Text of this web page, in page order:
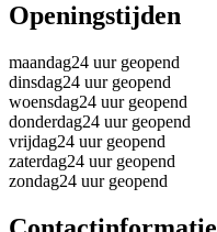
Openingstijden
maandag24 uur geopend
dinsdag24 uur geopend
woensdag24 uur geopend
donderdag24 uur geopend
vrijdag24 uur geopend
zaterdag24 uur geopend
zondag24 uur geopend